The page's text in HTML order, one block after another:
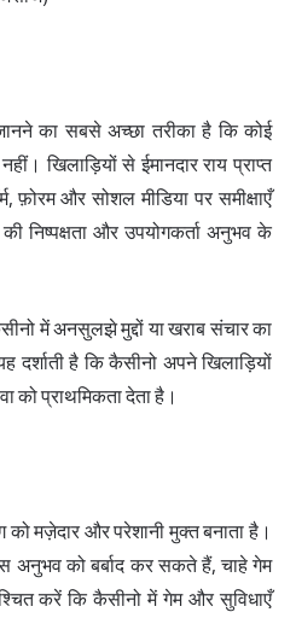
का सबसे अच्छा तरीका है कि कोई
खिलाड़ियों से ईमानदार राय प्राप्त
फ़ोरम और सोशल मीडिया पर समीक्षाएँ
और उपयोगकर्ता अनुभव के
में अनसुलझे मुद्दों या खराब संचार का
दर्शाती है कि कैसीनो अपने खिलाड़ियों
को प्राथमिकता देता है।
को मज़ेदार और परेशानी मुक्त बनाता है।
अनुभव को बर्बाद कर सकते हैं, चाहे गेम
करें कि कैसीनो में गेम और सुविधाएँ